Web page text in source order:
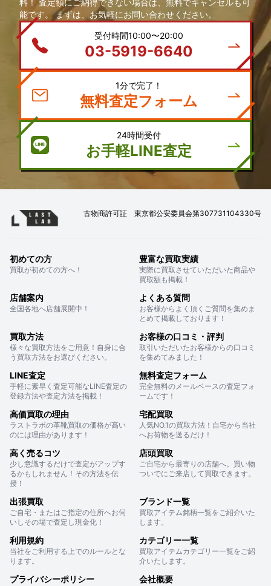
料！ 査定額にご納得できない場合は、無料でキャンセルも可
能です。 まずは、お気軽にお問い合わせください。
受付時間10:00〜20:00
03-5919-6640
1分で完了！
無料査定フォーム
24時間受付
お手軽LINE査定
古物商許可証 東京都公安委員会第307731104330号
初めての方
買取が初めての方へ！
豊富な買取実績
実際に買取させていただいた商品や
買取額も掲載！
店舗案内
全国各地へ店舗展開中！
よくある質問
お客様からよく頂くご質問を集めま
とめて掲載しております！
買取方法
様々な買取方法をご用意！自身に合
う買取方法をお選びください。
お客様の口コミ・評判
取引いただいたお客様からの口コミ
を集めてみました！
LINE査定
手軽に素早く査定可能なLINE査定の
登録方法や査定方法を掲載！
無料査定フォーム
完全無料のメールベースの査定フォ
ームです！
高価買取の理由
ラストラボの革靴買取の価格が高い
のには理由があります！
宅配買取
人気NO.1の買取方法！自宅から当社
へお荷物を送るだけ！
高く売るコツ
少し意識するだけで査定がアップす
るかもしれません！その方法を伝
授！
店頭買取
ご自宅から最寄りの店舗へ。買い物
ついでにご来店して買取できます。
出張買取
ご自宅・またはご指定の住所へお伺
いしその場で査定し現金化！
ブランド一覧
買取アイテム銘柄一覧をご紹介いた
します。
利用規約
当社をご利用する上でのルールとな
ります。
カテゴリー一覧
買取アイテムカテゴリー一覧をご紹
介いたします。
プライバシーポリシー 会社概要